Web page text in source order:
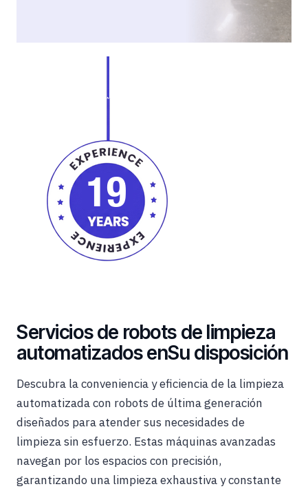
Servicios de robots de limpieza
automatizados enSu disposición
Descubra la conveniencia y eficiencia de la limpieza
automatizada con robots de última generación
diseñados para atender sus necesidades de
limpieza sin esfuerzo. Estas máquinas avanzadas
navegan por los espacios con precisión,
garantizando una limpieza exhaustiva y constante